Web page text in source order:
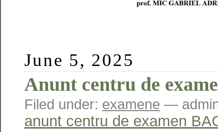
June 5, 2025
Anunt centru de
Filed under: examene —
anunt centru de examen